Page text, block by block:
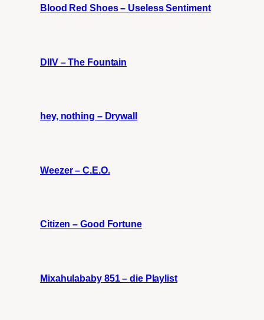
Blood Red Shoes – Useless Sentiment
DIIV – The Fountain
hey, nothing – Drywall
Weezer – C.E.O.
Citizen – Good Fortune
Mixahulababy 851 – die Playlist